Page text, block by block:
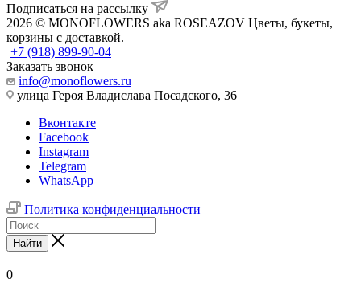
Подписаться на рассылку
2026 © MONOFLOWERS aka ROSEAZOV Цветы, букеты,
корзины с доставкой.
+7 (918) 899-90-04
Заказать звонок
info@monoflowers.ru
улица Героя Владислава Посадского, 36
Вконтакте
Facebook
Instagram
Telegram
WhatsApp
Политика конфиденциальности
Найти
0